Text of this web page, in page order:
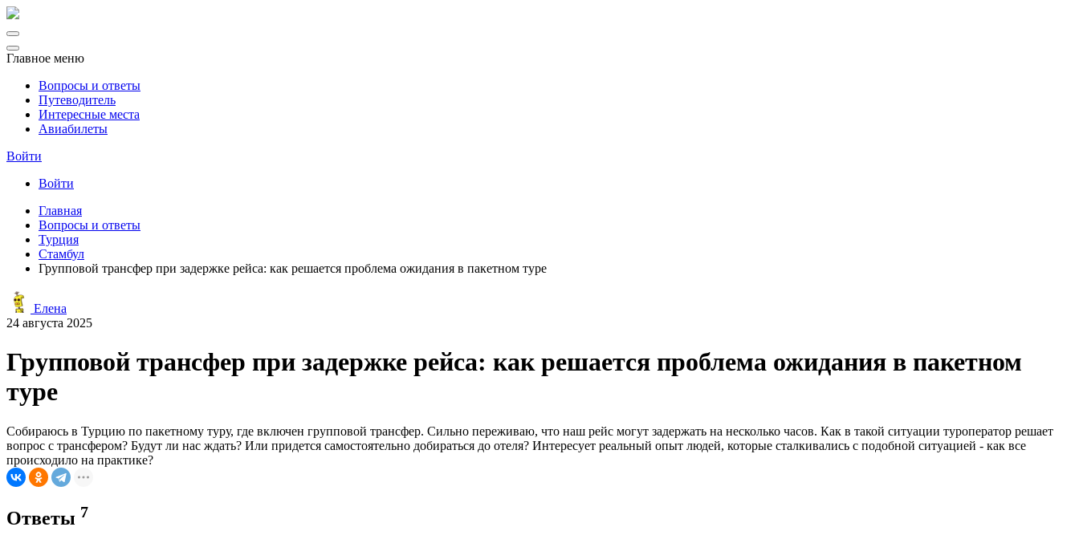
Главное меню
Вопросы и ответы
Путеводитель
Интересные места
Авиабилеты
Войти
Войти
Главная
Вопросы и ответы
Турция
Стамбул
Групповой трансфер при задержке рейса: как решается проблема ожидания в пакетном туре
Елена
24 августа 2025
Групповой трансфер при задержке рейса: как решается проблема ожидания в пакетном
туре
Собираюсь в Турцию по пакетному туру, где включен групповой трансфер. Сильно переживаю, что наш рейс могут задержать на несколько часов. Как в такой ситуации туроператор решает
вопрос с трансфером? Будут ли нас ждать? Или придется самостоятельно добираться до отеля? Интересует реальный опыт людей, которые сталкивались с подобной ситуацией - как все
происходило на практике?
Ответы 7